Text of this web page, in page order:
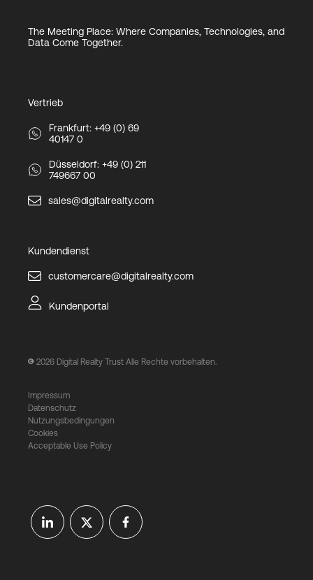
The Meeting Place: Where Companies, Technologies, and
Data Come Together.
Vertrieb
Frankfurt: +49 (0) 69
40147 0
Düsseldorf: +49 (0) 211
749667 00
sales@digitalrealty.com
Kundendienst
customercare@digitalrealty.com
Kundenportal
2026 Digital Realty Trust Alle Rechte vorbehalten.
Impressum
Datenschutz
Nutzungsbedingungen
Cookies
Acceptable Use Policy